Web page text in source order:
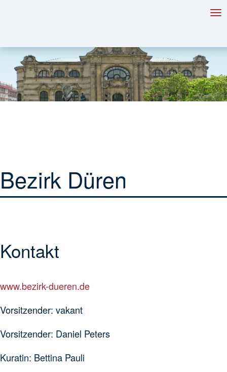
Bezirk Düren
Kontakt
www.bezirk-dueren.de
Vorsitzender: vakant
Vorsitzender: Daniel Peters
Kuratin: Bettina Pauli